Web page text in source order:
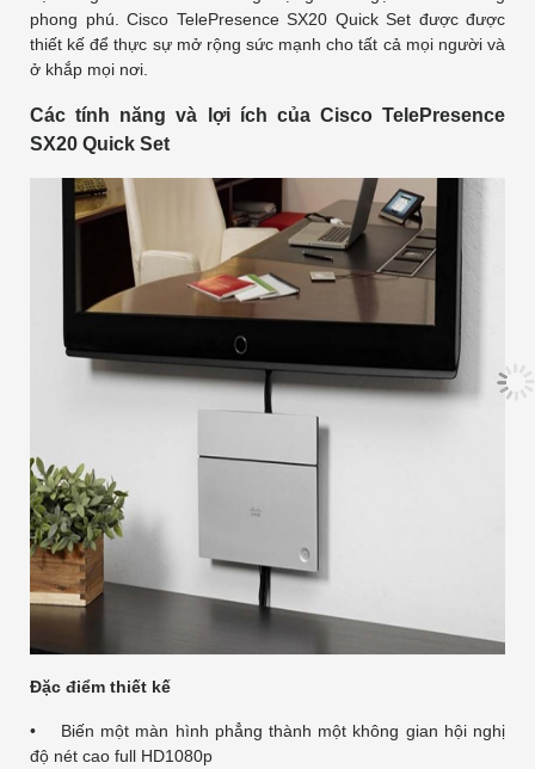
phong phú. Cisco TelePresence SX20 Quick Set được được
thiết kế để thực sự mở rộng sức mạnh cho tất cả mọi người và
ở khắp mọi nơi.
Các tính năng và lợi ích của Cisco TelePresence
SX20 Quick Set
Đặc điểm thiết kế
• Biến một màn hình phẳng thành một không gian hội nghị
độ nét cao full HD1080p